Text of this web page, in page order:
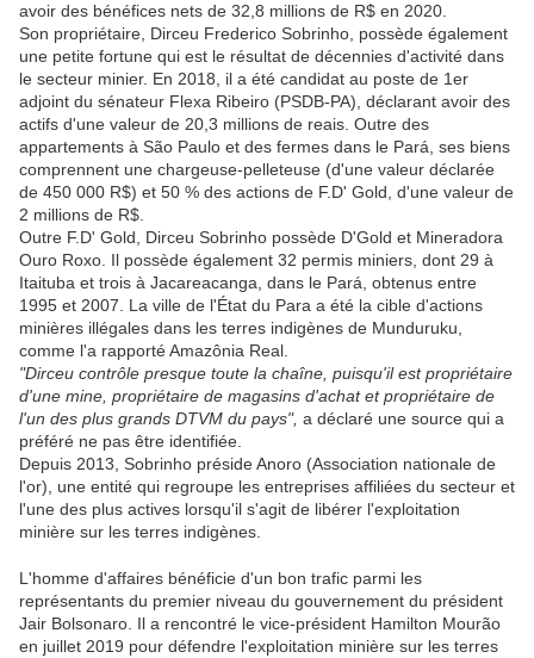
avoir des bénéfices nets de 32,8 millions de R$ en 2020.
Son propriétaire, Dirceu Frederico Sobrinho, possède également
une petite fortune qui est le résultat de décennies d'activité dans
le secteur minier. En 2018, il a été candidat au poste de 1er
adjoint du sénateur Flexa Ribeiro (PSDB-PA), déclarant avoir des
actifs d'une valeur de 20,3 millions de reais. Outre des
appartements à São Paulo et des fermes dans le Pará, ses biens
comprennent une chargeuse-pelleteuse (d'une valeur déclarée
de 450 000 R$) et 50 % des actions de F.D' Gold, d'une valeur de
2 millions de R$.
Outre F.D' Gold, Dirceu Sobrinho possède D'Gold et Mineradora
Ouro Roxo. Il possède également 32 permis miniers, dont 29 à
Itaituba et trois à Jacareacanga, dans le Pará, obtenus entre
1995 et 2007. La ville de l'État du Para a été la cible d'actions
minières illégales dans les terres indigènes de Munduruku,
comme l'a rapporté Amazônia Real.
"Dirceu contrôle presque toute la chaîne, puisqu'il est propriétaire
d'une mine, propriétaire de magasins d'achat et propriétaire de
l'un des plus grands DTVM du pays", a déclaré une source qui a
préféré ne pas être identifiée.
Depuis 2013, Sobrinho préside Anoro (Association nationale de
l'or), une entité qui regroupe les entreprises affiliées du secteur et
l'une des plus actives lorsqu'il s'agit de libérer l'exploitation
minière sur les terres indigènes.
L'homme d'affaires bénéficie d'un bon trafic parmi les
représentants du premier niveau du gouvernement du président
Jair Bolsonaro. Il a rencontré le vice-président Hamilton Mourão
en juillet 2019 pour défendre l'exploitation minière sur les terres